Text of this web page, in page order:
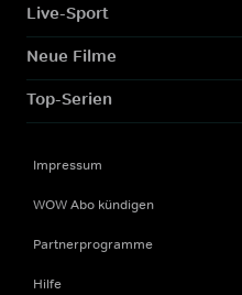
Live-Sport
Neue Filme
Top-Serien
Impressum
WOW Abo kündigen
Partnerprogramme
Hilfe